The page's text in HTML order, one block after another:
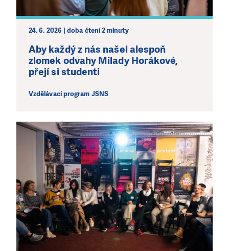
24. 6. 2026 | doba čtení 2 minuty
Aby každý z nás našel alespoň
zlomek odvahy Milady Horákové,
přejí si studenti
Vzdělávací program JSNS
jedním darem nebo se stanete pravidelným dárcem
Klubu přátel, Vaše dary nám umožní pomoci vždy tam,
kde je to nejvíce potřeba.
DAROVAT DAROVAT PRAVIDELNĚ